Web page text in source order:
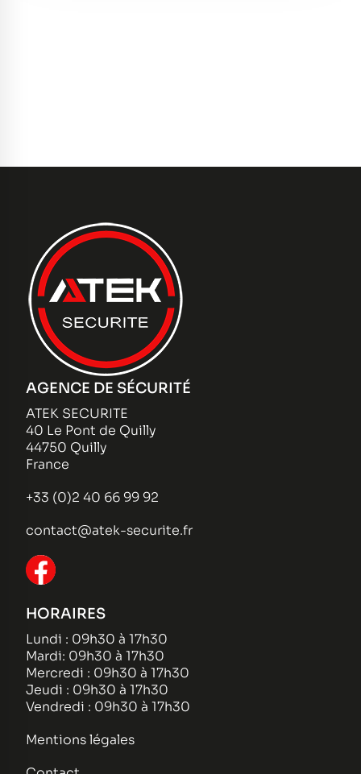
AGENCE DE SÉCURITÉ
ATEK SECURITE
40 Le Pont de Quilly
44750 Quilly
France
+33 (0)2 40 66 99 92
contact@atek-securite.fr
HORAIRES
Lundi : 09h30 à 17h30
Mardi: 09h30 à 17h30
Mercredi : 09h30 à 17h30
Jeudi : 09h30 à 17h30
Vendredi : 09h30 à 17h30
Mentions légales